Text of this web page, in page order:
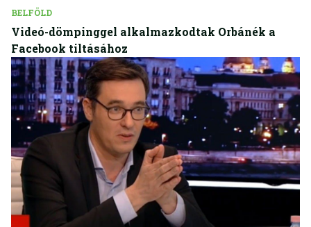
BELFÖLD
Videó-dömpinggel alkalmazkodtak Orbánék a
Facebook tiltásához